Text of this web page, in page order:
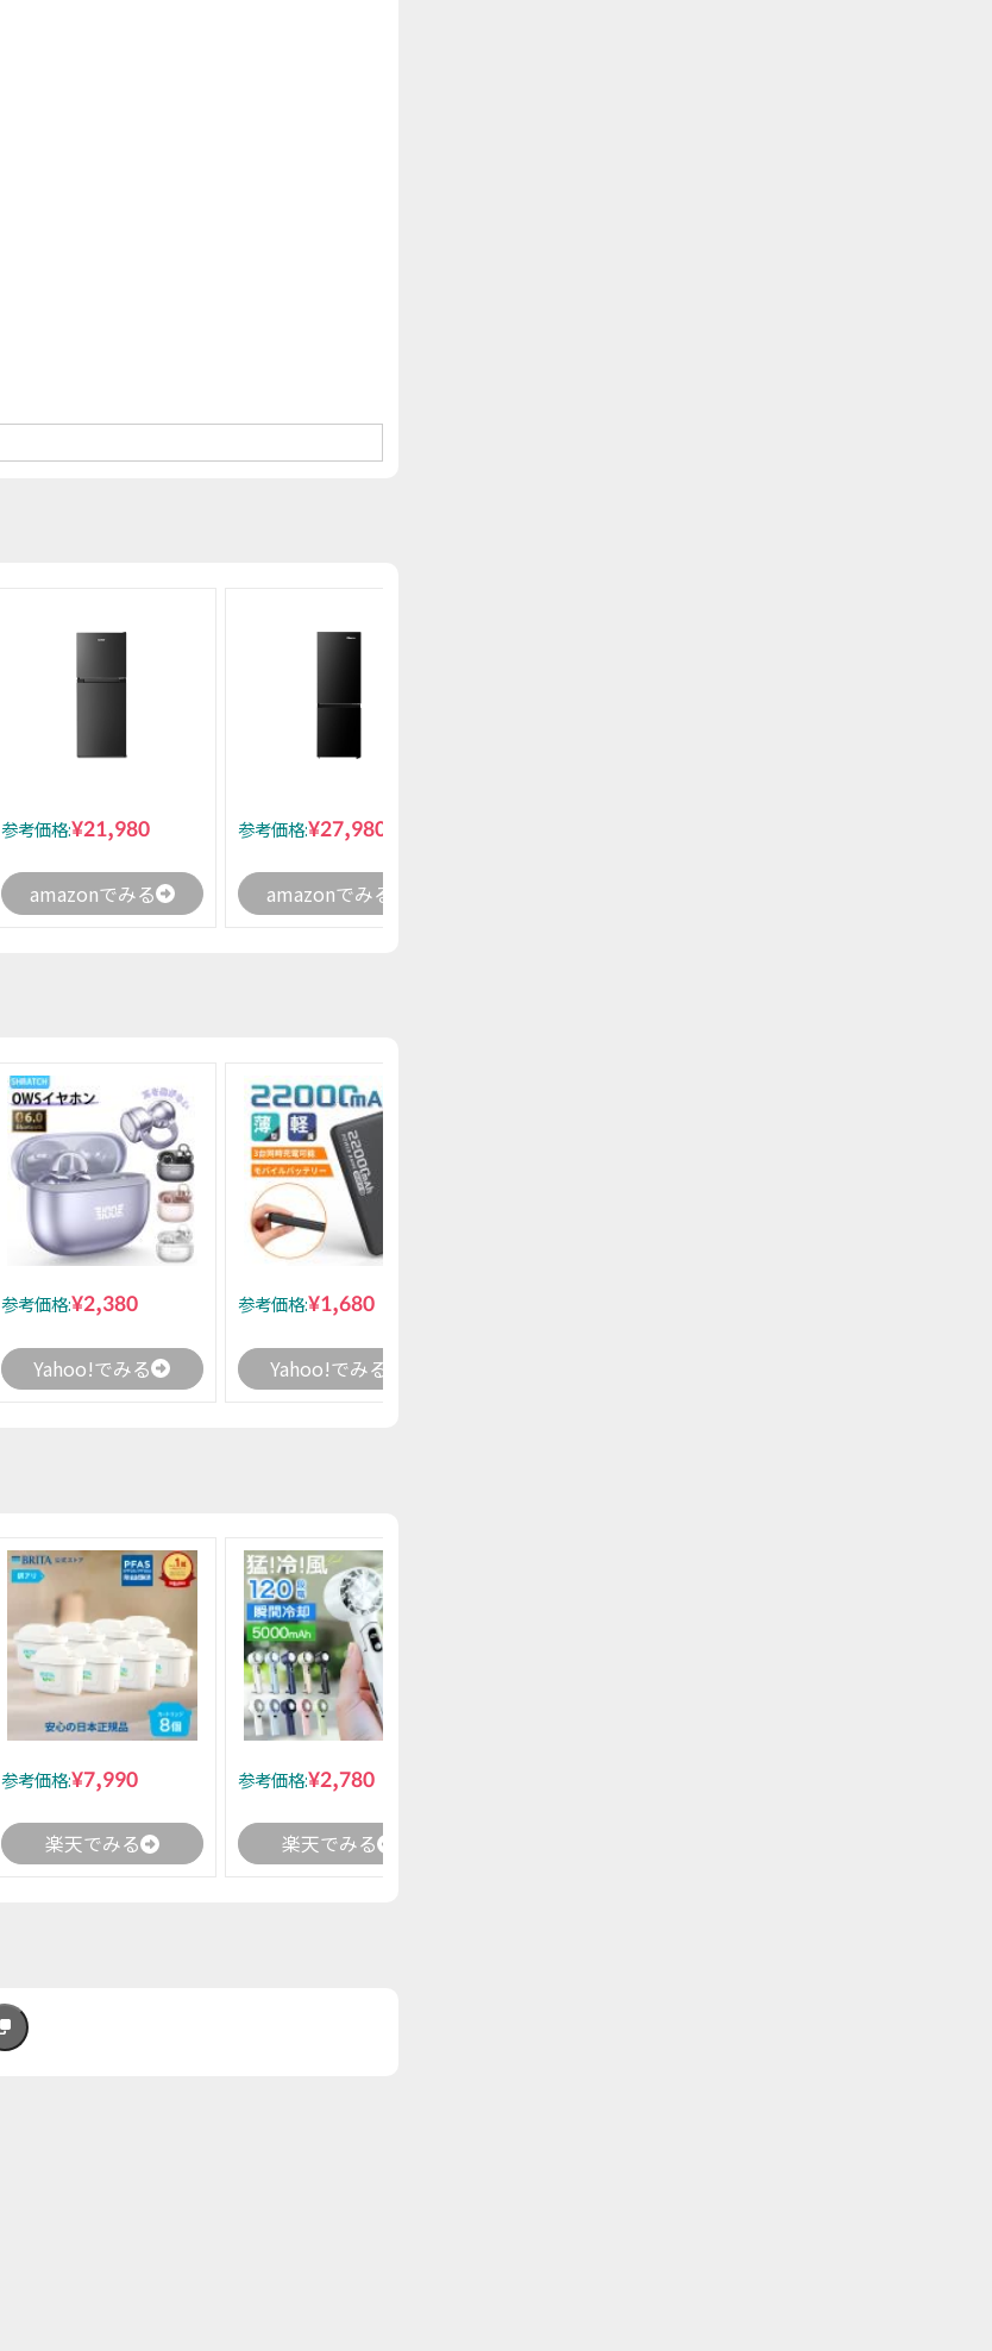
参考価格:¥21,980
amazonでみる
参考価格:¥27,980
amazonでみる
参考価格:¥2,380
Yahoo!でみる
参考価格:¥1,680
Yahoo!でみる
参考価格:¥7,990
楽天でみる
参考価格:¥2,780
楽天でみる